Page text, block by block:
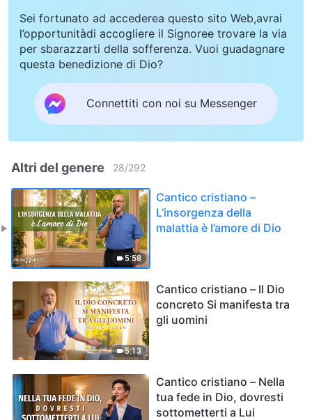
Sei fortunato ad accederea questo sito Web,avrai
l’opportunitàdi accogliere il Signoree trovare la via
per sbarazzarti della sofferenza. Vuoi guadagnare
questa benedizione di Dio?
Connettiti con noi su Messenger
Altri del genere 28/292
5:58
Cantico cristiano –
L’insorgenza della
malattia è l’amore di Dio
5:13
Cantico cristiano – Il Dio
concreto Si manifesta tra
gli uomini
Cantico cristiano – Nella
tua fede in Dio, dovresti
sottometterti a Lui